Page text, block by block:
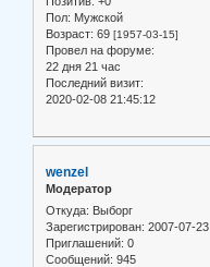
Пол: Мужской
Возраст: 69 [1957-03-15]
Провел на форуме:
22 дня 21 час
Последний визит:
2020-02-08 21:45:12
wenzel
Модератор
Откуда: Выборг
Зарегистрирован: 2007-07-23
Приглашений: 0
Сообщений: 945